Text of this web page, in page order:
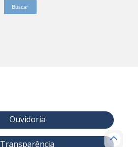
Buscar
Ouvidoria
Transparência